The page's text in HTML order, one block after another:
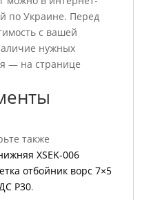
по Украине. Перед
с вашей
нужных
— на странице
также
ХSEK-006
отбойник ворс 7×5
P30.